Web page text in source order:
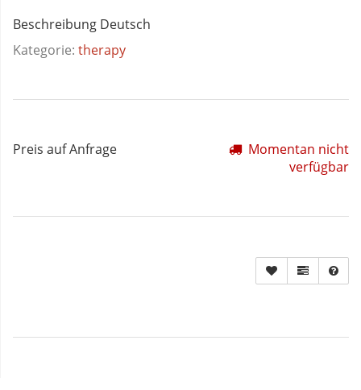
Beschreibung Deutsch
Kategorie: therapy
Preis auf Anfrage
Momentan nicht
verfügbar